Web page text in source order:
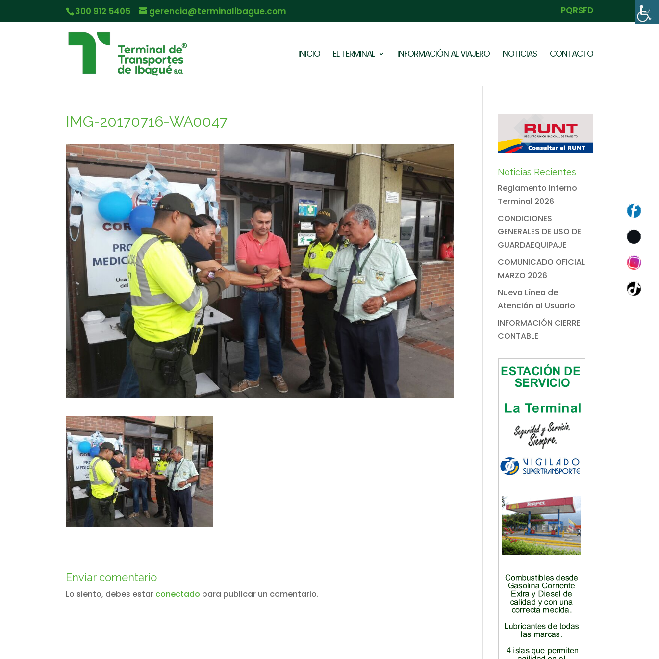
300 912 5405 gerencia@terminalibague.com PQRSFD
INICIO EL TERMINAL INFORMACIÓN AL VIAJERO NOTICIAS CONTACTO
IMG-20170716-WA0047
Enviar comentario
Lo siento, debes estar conectado para publicar un comentario.
Noticias Recientes
Reglamento Interno
Terminal 2026
CONDICIONES
GENERALES DE USO DE
GUARDAEQUIPAJE
COMUNICADO OFICIAL
MARZO 2026
Nueva Línea de
Atención al Usuario
INFORMACIÓN CIERRE
CONTABLE